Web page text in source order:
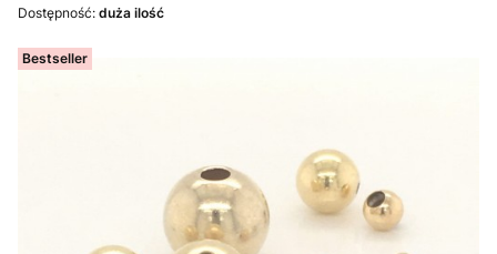
Dostępność: duża ilość
Bestseller